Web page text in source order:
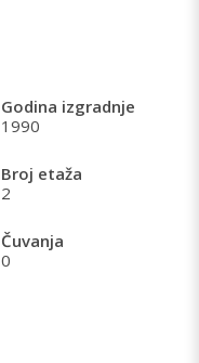
Godina izgradnje
1990
Broj etaža
2
Čuvanja
0